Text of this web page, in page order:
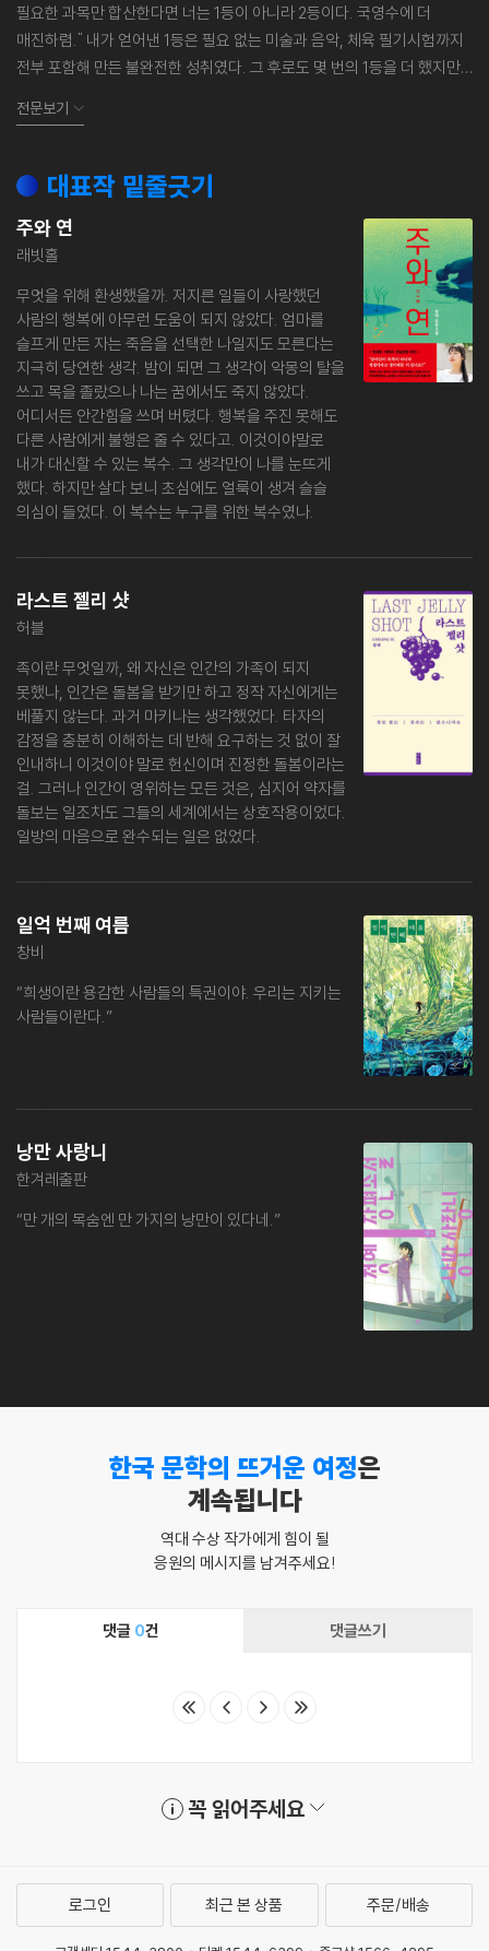
필요한 과목만 합산한다면 너는 1등이 아니라 2등이다. 국영수에 더
매진하렴." 내가 얻어낸 1등은 필요 없는 미술과 음악, 체육 필기시험까지
전부 포함해 만든 불완전한 성취였다. 그 후로도 몇 번의 1등을 더 했지만,
사람으로 살던 순간뿐이었다. 상을 받았던 순간. 작품이 장르 분야 1위에
그러니 문학은 나에게 목격 가능한 기적이요, 실현 가능한 꿈이다. 그
‘가능성’을 만들어준 모든 독자에게 진심으로 감사하다. 이야기의 힘을
믿고 사는 한 당신과 나는 무엇이든 될 수 있다!
전문보기
대표작 밑줄긋기
주와 연
래빗홀
무엇을 위해 환생했을까. 저지른 일들이 사랑했던
사람의 행복에 아무런 도움이 되지 않았다. 엄마를
슬프게 만든 자는 죽음을 선택한 나일지도 모른다는
지극히 당연한 생각. 밤이 되면 그 생각이 악몽의 탈을
쓰고 목을 졸랐으나 나는 꿈에서도 죽지 않았다.
어디서든 안간힘을 쓰며 버텼다. 행복을 주진 못해도
다른 사람에게 불행은 줄 수 있다고. 이것이야말로
내가 대신할 수 있는 복수. 그 생각만이 나를 눈뜨게
했다. 하지만 살다 보니 초심에도 얼룩이 생겨 슬슬
의심이 들었다. 이 복수는 누구를 위한 복수였나.
라스트 젤리 샷
허블
족이란 무엇일까, 왜 자신은 인간의 가족이 되지
못했나, 인간은 돌봄을 받기만 하고 정작 자신에게는
베풀지 않는다. 과거 마키나는 생각했었다. 타자의
감정을 충분히 이해하는 데 반해 요구하는 것 없이 잘
인내하니 이것이야 말로 헌신이며 진정한 돌봄이라는
걸. 그러나 인간이 영위하는 모든 것은, 심지어 약자를
돌보는 일조차도 그들의 세계에서는 상호작용이었다.
일방의 마음으로 완수되는 일은 없었다.
일억 번째 여름
창비
“희생이란 용감한 사람들의 특권이야. 우리는 지키는
사람들이란다.”
낭만 사랑니
한겨레출판
“만 개의 목숨엔 만 가지의 낭만이 있다네.”
한국 문학의 뜨거운 여정은
계속됩니다
역대 수상 작가에게 힘이 될
응원의 메시지를 남겨주세요!
댓글 0건 댓글쓰기
꼭 읽어주세요
로그인 최근 본 상품 주문/배송